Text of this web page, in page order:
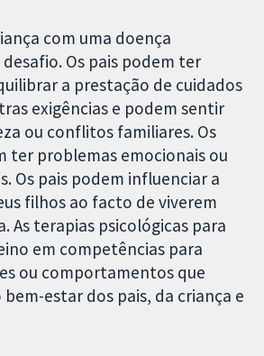
com uma doença
Os pais podem ter
a prestação de cuidados
exigências e podem sentir
ou conflitos familiares. Os
ter problemas emocionais ou
Os pais podem influenciar a
filhos ao facto de viverem
As terapias psicológicas para
em competências para
ou comportamentos que
estar dos pais, da criança e